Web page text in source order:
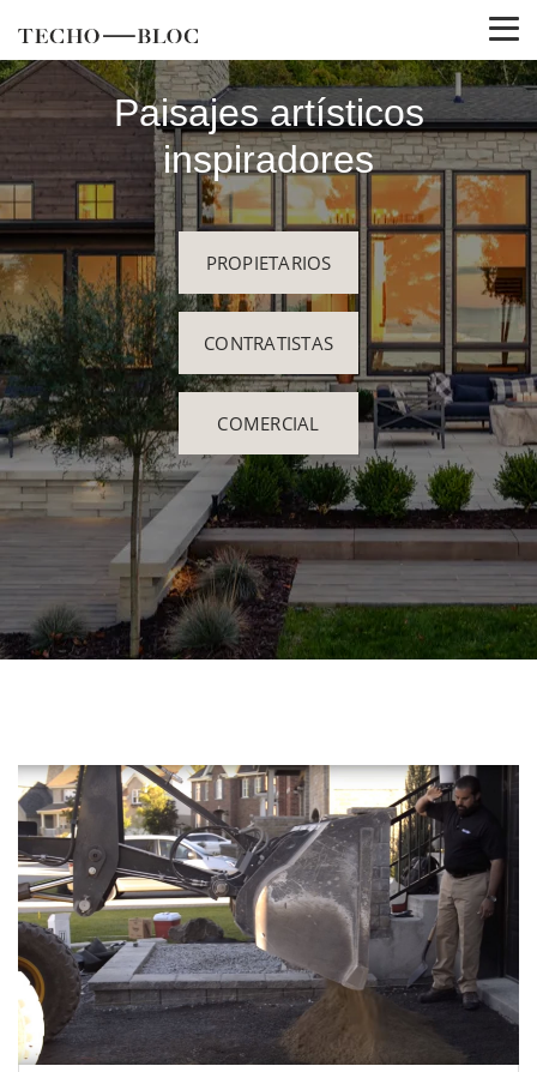
Paisajes artísticos
inspiradores
PROPIETARIOS
CONTRATISTAS
COMERCIAL